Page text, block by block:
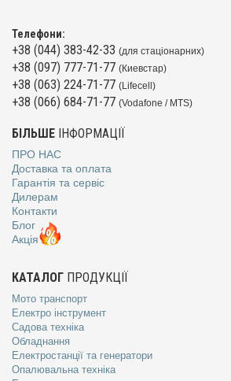
Телефони:
+38 (044) 383-42-33 (для стаціонарних)
+38 (097) 777-71-77 (Киевстар)
+38 (063) 224-71-77 (Lifecell)
+38 (066) 684-71-77 (Vodafone / MTS)
БІЛЬШЕ ІНФОРМАЦІЇ
ПРО НАС
Доставка та оплата
Гарантія та сервіс
Дилерам
Контакти
Блог
Акція
КАТАЛОГ ПРОДУКЦІЇ
Мото транспорт
Електро інструмент
Садова техніка
Обладнання
Електростанції та генератори
Опалювальна техніка